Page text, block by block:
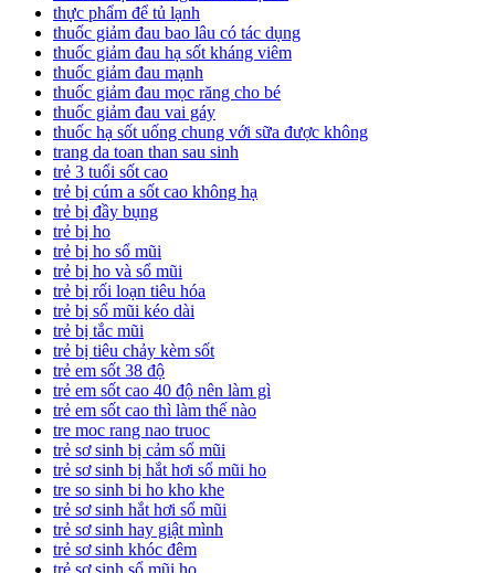
thực phẩm để tủ lạnh
thuốc giảm đau bao lâu có tác dụng
thuốc giảm đau hạ sốt kháng viêm
thuốc giảm đau mạnh
thuốc giảm đau mọc răng cho bé
thuốc giảm đau vai gáy
thuốc hạ sốt uống chung với sữa được không
trang da toan than sau sinh
trẻ 3 tuổi sốt cao
trẻ bị cúm a sốt cao không hạ
trẻ bị đầy bụng
trẻ bị ho
trẻ bị ho sổ mũi
trẻ bị ho và sổ mũi
trẻ bị rối loạn tiêu hóa
trẻ bị sổ mũi kéo dài
trẻ bị tắc mũi
trẻ bị tiêu chảy kèm sốt
trẻ em sốt 38 độ
trẻ em sốt cao 40 độ nên làm gì
trẻ em sốt cao thì làm thế nào
tre moc rang nao truoc
trẻ sơ sinh bị cảm sổ mũi
trẻ sơ sinh bị hắt hơi sổ mũi ho
tre so sinh bi ho kho khe
trẻ sơ sinh hắt hơi sổ mũi
trẻ sơ sinh hay giật mình
trẻ sơ sinh khóc đêm